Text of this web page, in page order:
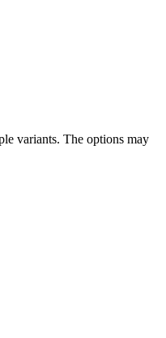
variants. The options may